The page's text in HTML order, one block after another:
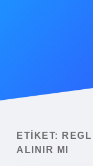
Yasal Uyarı
ETIKET:
ALINIR MI